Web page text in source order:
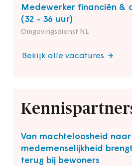
Medewerker financiën &
(32 - 36 uur)
Omgevingsdienst NL
Bekijk alle vacatures
Van machteloosheid naar
medemenselijkheid
terug bij bewoners